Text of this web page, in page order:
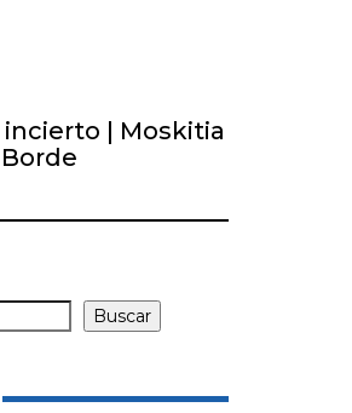
| Moskitia
Buscar